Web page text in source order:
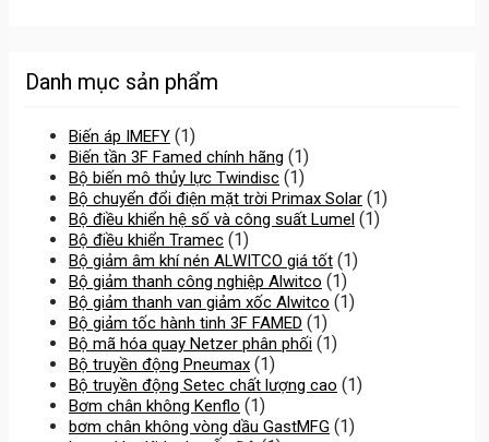
Danh mục sản phẩm
Biến áp IMEFY (1)
Biến tần 3F Famed chính hãng (1)
Bộ biến mô thủy lực Twindisc (1)
Bộ chuyển đổi điện mặt trời Primax Solar (1)
Bộ điều khiển hệ số và công suất Lumel (1)
Bộ điều khiển Tramec (1)
Bộ giảm âm khí nén ALWITCO giá tốt (1)
Bộ giảm thanh công nghiệp Alwitco (1)
Bộ giảm thanh van giảm xốc Alwitco (1)
Bộ giảm tốc hành tinh 3F FAMED (1)
Bộ mã hóa quay Netzer phân phối (1)
Bộ truyền động Pneumax (1)
Bộ truyền động Setec chất lượng cao (1)
Bơm chân không Kenflo (1)
bơm chân không vòng dầu GastMFG (1)